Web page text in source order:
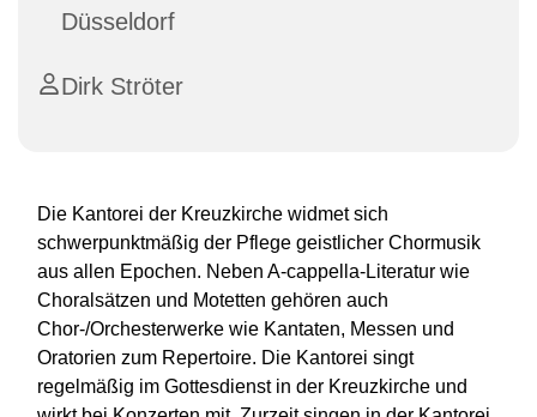
Düsseldorf
Dirk Ströter
Die Kantorei der Kreuzkirche widmet sich
schwerpunktmäßig der Pflege geistlicher Chormusik
aus allen Epochen. Neben A-cappella-Literatur wie
Choralsätzen und Motetten gehören auch
Chor-/Orchesterwerke wie Kantaten, Messen und
Oratorien zum Repertoire. Die Kantorei singt
regelmäßig im Gottesdienst in der Kreuzkirche und